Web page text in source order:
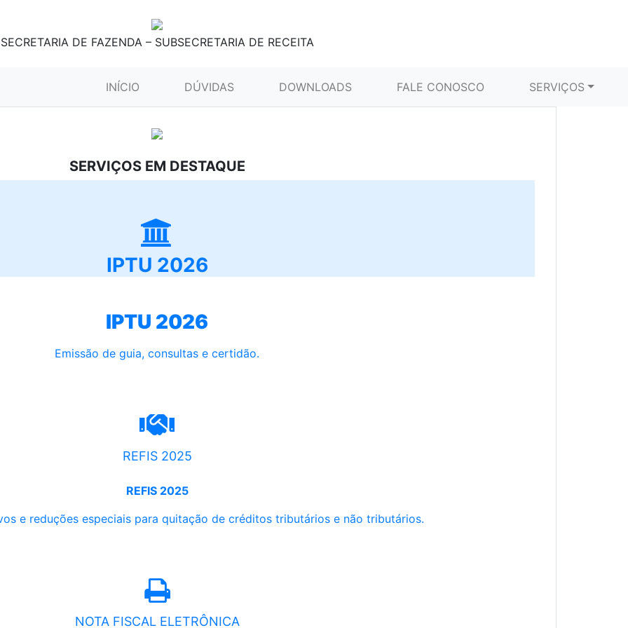
SECRETARIA DE FAZENDA – SUBSECRETARIA DE RECEITA
INÍCIO (CURRENT)DÚVIDAS DOWNLOADS FALE CONOSCO SERVIÇOS
SERVIÇOS EM DESTAQUE
IPTU 2026
IPTU 2026
Emissão de guia, consultas e certidão.
REFIS 2025
REFIS 2025
e reduções especiais para quitação de créditos tributários e não tributários.
NOTA FISCAL ELETRÔNICA